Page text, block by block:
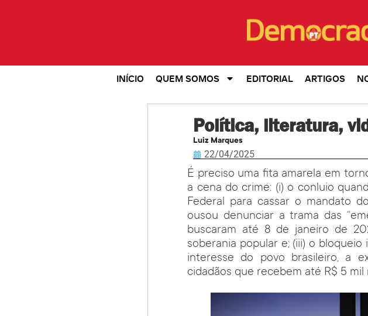
INÍCIO QUEM SOMOS EDITORIAL ARTIGOS
Política, literatura,
Luiz Marques
22/04/2025
É preciso uma fita amarela em
a cena do crime: (i) o conluio
Federal para cassar o mandato
ousou denunciar a trama das
buscaram até 8 de janeiro de
soberania popular e; (iii) o
interesse do povo brasileiro, a
cidadãos que recebem até R$ 5 mil